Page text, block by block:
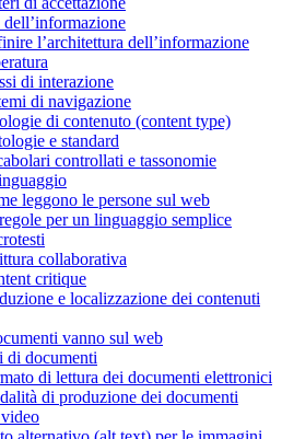
l’architettura dell’informazione
di interazione
di navigazione
di contenuto (content type)
e standard
controllati e tassonomie
leggono le persone sul web
per un linguaggio semplice
collaborativa
critique
e localizzazione dei contenuti
vanno sul web
di documenti
di lettura dei documenti elettronici
di produzione dei documenti